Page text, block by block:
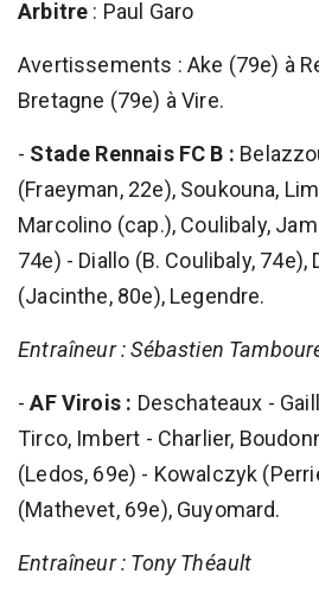
Arbitre : Paul Garo
Avertissements : Ake (79e) à
Bretagne (79e) à Vire.
- Stade Rennais FC B :
(Fraeyman, 22e), Soukouna,
Marcolino (cap.), Coulibaly,
74e) - Diallo (B. Coulibaly, 74e),
(Jacinthe, 80e), Legendre.
Entraîneur : Sébastien
-AF Virois : Deschateaux -
Tirco, Imbert - Charlier,
(Ledos, 69e) - Kowalczyk
(Mathevet, 69e), Guyomard.
Entraîneur : Tony Théault